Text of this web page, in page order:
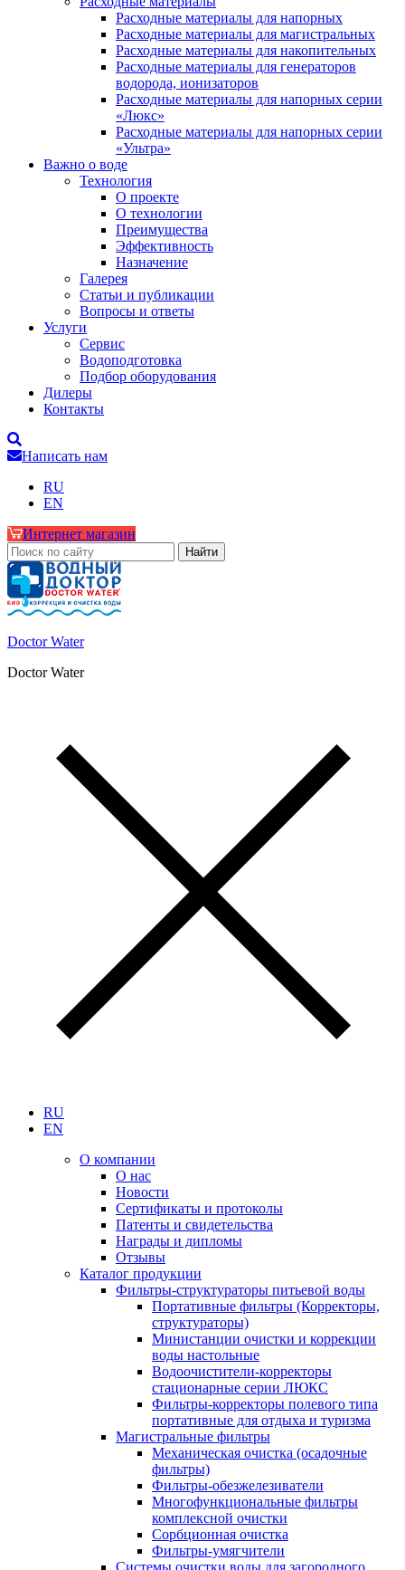
Расходные материалы для напорных
Расходные материалы для магистральных
Расходные материалы для накопительных
Расходные материалы для генераторов
водорода, ионизаторов
Расходные материалы для напорных серии
«Люкс»
Расходные материалы для напорных серии
«Ультра»
Важно о воде
Технология
О проекте
О технологии
Преимущества
Эффективность
Назначение
Галерея
Статьи и публикации
Вопросы и ответы
Услуги
Сервис
Водоподготовка
Подбор оборудования
Дилеры
Контакты
Написать нам
RU
EN
Интернет магазин
Doctor Water
Doctor Water
RU
EN
О компании
О нас
Новости
Сертификаты и протоколы
Патенты и свидетельства
Награды и дипломы
Отзывы
Каталог продукции
Фильтры-структураторы питьевой воды
Портативные фильтры (Корректоры,
структураторы)
Министанции очистки и коррекции
воды настольные
Водоочистители-корректоры
стационарные серии ЛЮКС
Фильтры-корректоры полевого типа
портативные для отдыха и туризма
Магистральные фильтры
Механическая очистка (осадочные
фильтры)
Фильтры-обезжелезиватели
Многофункциональные фильтры
комплексной очистки
Сорбционная очистка
Фильтры-умягчители
Системы очистки воды для загородного